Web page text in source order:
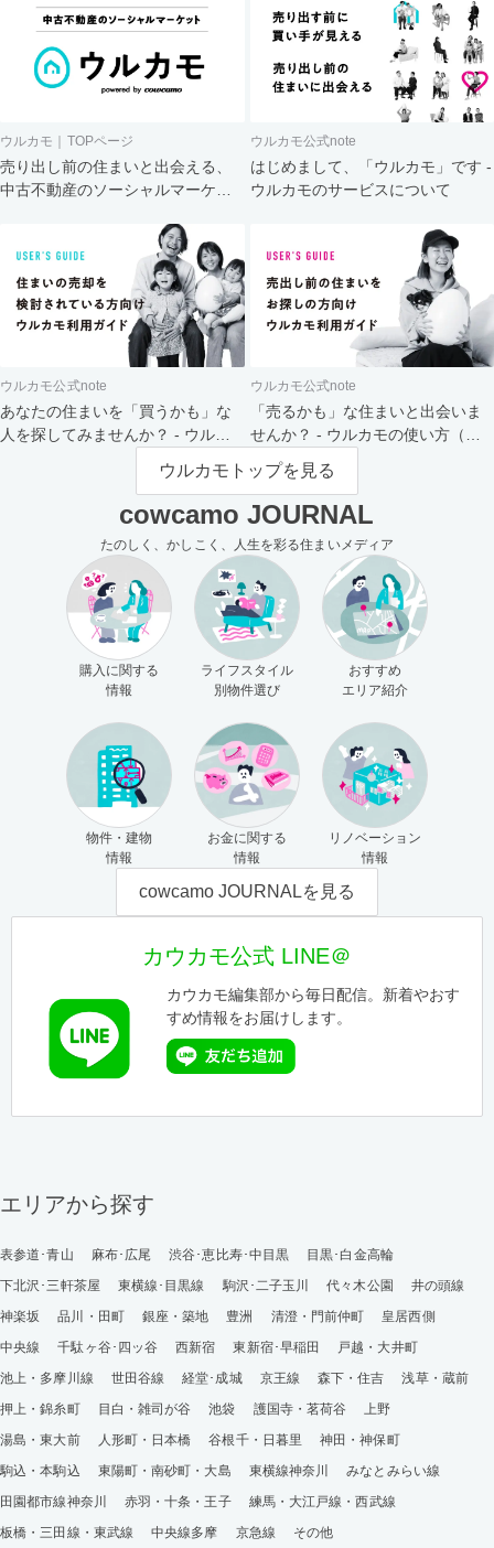
ウルカモ｜TOPページ
売り出し前の住まいと出会える、
中古不動産のソーシャルマーケッ
ウルカモ公式note
はじめまして、「ウルカモ」です -
ウルカモのサービスについて
ウルカモ公式note
あなたの住まいを「買うかも」な
人を探してみませんか？ - ウルカ
ウルカモ公式note
「売るかも」な住まいと出会いま
せんか？ - ウルカモの使い方（買
主さま向け）
ウルカモトップを見る
cowcamo JOURNAL
たのしく、かしこく、人生を彩る住まいメディア
購入に関する
情報
ライフスタイル
別物件選び
おすすめ
エリア紹介
物件・建物
情報
お金に関する
情報
リノベーション
情報
cowcamo JOURNALを見る
カウカモ公式 LINE＠
カウカモ編集部から毎日配信。新着やおす
すめ情報をお届けします。
エリアから探す
表参道･青山 麻布･広尾 渋谷･恵比寿･中目黒
目黒･白金高輪
下北沢･三軒茶屋
東横線･目黒線 駒沢･二子玉川 代々木公園
井の頭線
神楽坂
品川・田町 銀座・築地 豊洲 清澄・門前仲町
皇居西側
中央線
千駄ヶ谷･四ッ谷 西新宿 東新宿･早稲田
戸越・大井町
池上・多摩川線
世田谷線 経堂･成城 京王線 森下・住吉
浅草・蔵前
押上・錦糸町
目白・雑司が谷 池袋 護国寺・茗荷谷
上野
湯島・東大前
人形町・日本橋 谷根千・日暮里
神田・神保町
駒込・本駒込
東陽町・南砂町・大島 東横線神奈川
みなとみらい線
田園都市線神奈川
赤羽・十条・王子
練馬・大江戸線・西武線
板橋・三田線・東武線
中央線多摩 京急線 その他